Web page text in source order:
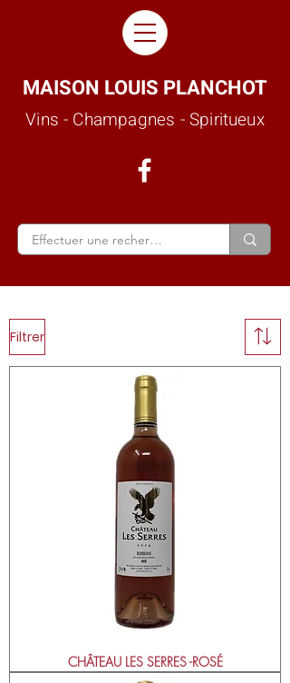
MAISON LOUIS PLANCHOT
Vins - Champagnes - Spiritueux
Filtrer
CHÂTEAU LES SERRES -ROSÉ